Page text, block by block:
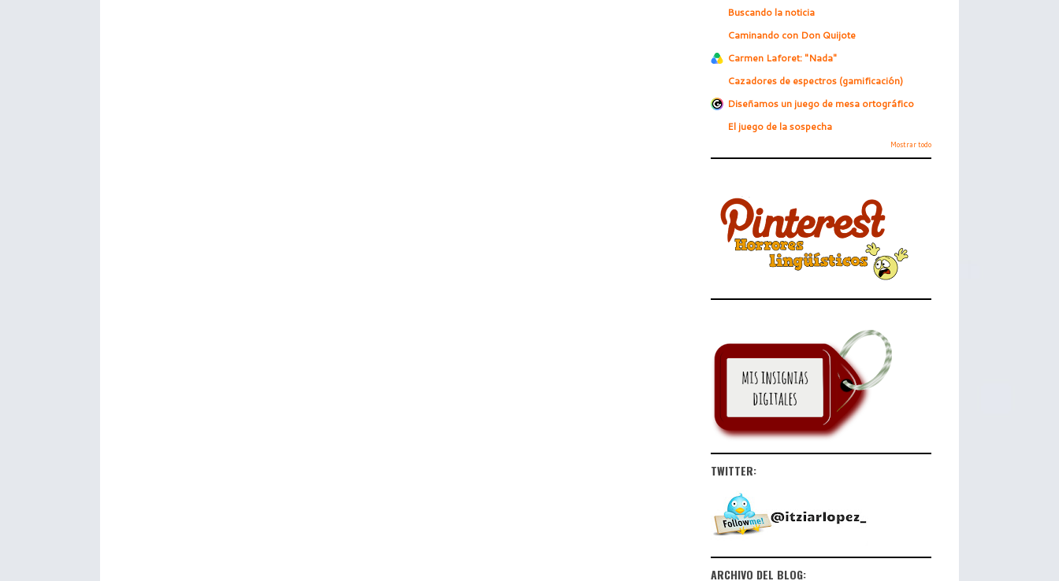
Buscando la noticia
Caminando con Don Quijote
Carmen Laforet: "Nada"
Cazadores de espectros (gamificación)
Diseñamos un juego de mesa ortográfico
El juego de la sospecha
Mostrar todo
TWITTER:
ARCHIVO DEL BLOG: